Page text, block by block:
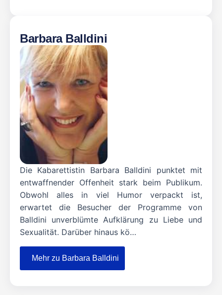
Barbara Balldini
Die Kabarettistin Barbara Balldini punktet mit
entwaffnender Offenheit stark beim Publikum.
Obwohl alles in viel Humor verpackt ist,
erwartet die Besucher der Programme von
Balldini unverblümte Aufklärung zu Liebe und
Sexualität. Darüber hinaus kö…
Mehr zu Barbara Balldini